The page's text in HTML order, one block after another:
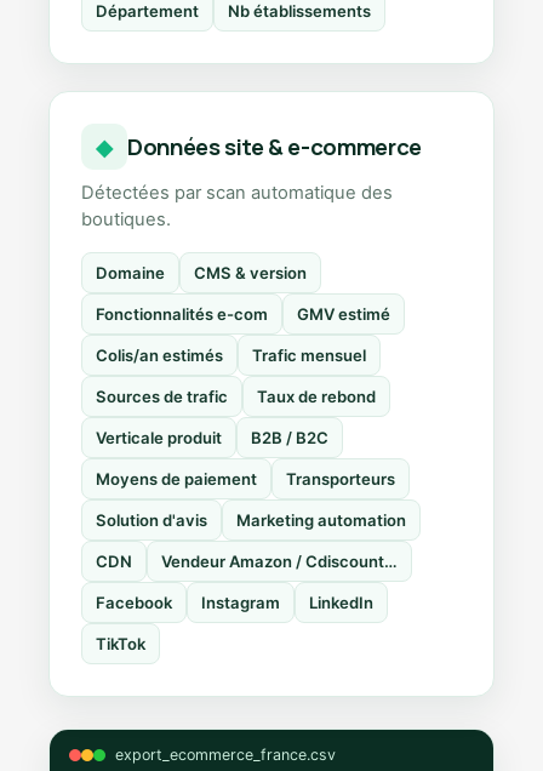
Département Nb établissements
◆ Données site & e-commerce
Détectées par scan automatique des
boutiques.
Domaine CMS & version
Fonctionnalités e-com GMV estimé
Colis/an estimés Trafic mensuel
Sources de trafic Taux de rebond
Verticale produit B2B / B2C
Moyens de paiement Transporteurs
Solution d'avis Marketing automation
CDN Vendeur Amazon / Cdiscount…
Facebook Instagram LinkedIn
TikTok
export_ecommerce_france.csv